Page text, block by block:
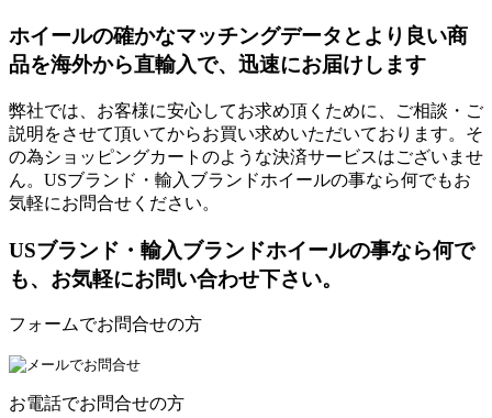
ホイールの確かなマッチングデータとより良い商
品を海外から直輸入で、迅速にお届けします
弊社では、お客様に安心してお求め頂くために、ご相談・ご
説明をさせて頂いてからお買い求めいただいております。そ
の為ショッピングカートのような決済サービスはございませ
ん。USブランド・輸入ブランドホイールの事なら何でもお
気軽にお問合せください。
USブランド・輸入ブランドホイールの事なら何で
も、お気軽にお問い合わせ下さい。
フォームでお問合せの方
お電話でお問合せの方